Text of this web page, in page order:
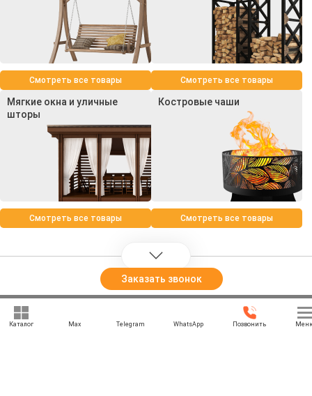
Смотреть все товары Смотреть все товары
Мягкие окна и уличные
шторы
Смотреть все товары
Костровые чаши
Смотреть все товары
+7 (969) 777-85-85
Заказать звонок
Каталог Max Telegram WhatsApp Позвонить